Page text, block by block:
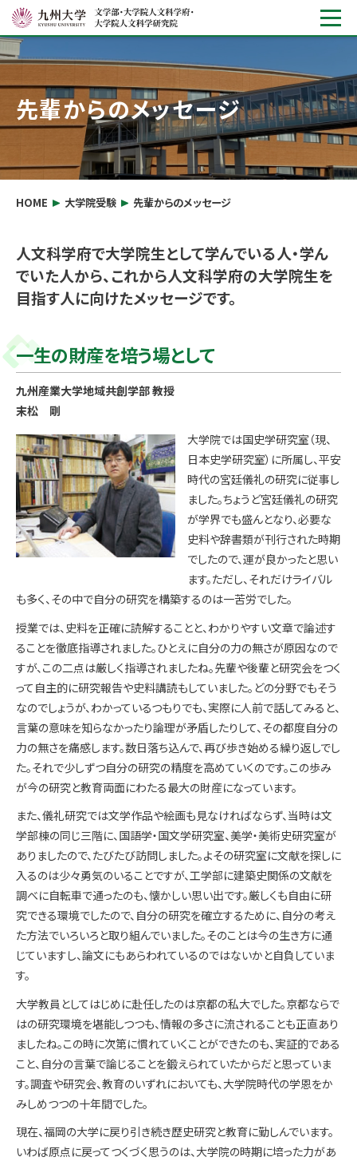
先輩からのメッセージ
HOME 大学院受験 先輩からのメッセージ
人文科学府で大学院生として学んでいる人・学ん
でいた人から、これから人文科学府の大学院生を
目指す人に向けたメッセージです。
一生の財産を培う場として
九州産業大学地域共創学部 教授
末松 剛
大学院では国史学研究室（現、
日本史学研究室）に所属し、平安
時代の宮廷儀礼の研究に従事し
ました。ちょうど宮廷儀礼の研究
が学界でも盛んとなり、必要な
史料や辞書類が刊行された時期
でしたので、運が良かったと思い
ます。ただし、それだけライバル
も多く、その中で自分の研究を構築するのは一苦労でした。
授業では、史料を正確に読解することと、わかりやすい文章で論述す
ることを徹底指導されました。ひとえに自分の力の無さが原因なので
すが、この二点は厳しく指導されましたね。先輩や後輩と研究会をつく
って自主的に研究報告や史料講読もしていました。どの分野でもそう
なのでしょうが、わかっているつもりでも、実際に人前で話してみると、
言葉の意味を知らなかったり論理が矛盾したりして、その都度自分の
力の無さを痛感します。数日落ち込んで、再び歩き始める繰り返しでし
た。それで少しずつ自分の研究の精度を高めていくのです。この歩み
が今の研究と教育両面にわたる最大の財産になっています。
また、儀礼研究では文学作品や絵画も見なければならず、当時は文
学部棟の同じ三階に、国語学・国文学研究室、美学・美術史研究室が
ありましたので、たびたび訪問しました。よその研究室に文献を探しに
入るのは少々勇気のいることですが、工学部に建築史関係の文献を
調べに自転車で通ったのも、懐かしい思い出です。厳しくも自由に研
究できる環境でしたので、自分の研究を確立するために、自分の考え
た方法でいろいろと取り組んでいました。そのことは今の生き方に通
じていますし、論文にもあらわれているのではないかと自負していま
す。
大学教員としてはじめに赴任したのは京都の私大でした。京都ならで
はの研究環境を堪能しつつも、情報の多さに流されることも正直あり
ましたね。この時に次第に慣れていくことができたのも、実証的である
こと、自分の言葉で論じることを鍛えられていたからだと思っていま
す。調査や研究会、教育のいずれにおいても、大学院時代の学恩をか
みしめつつの十年間でした。
現在、福岡の大学に戻り引き続き歴史研究と教育に勤しんでいます。
いわば原点に戻ってつくづく思うのは、大学院の時期に培った力があ